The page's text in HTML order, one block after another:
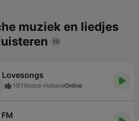
muziek en liedjes
10
Lovesongs
101 Noord-HollandOnline